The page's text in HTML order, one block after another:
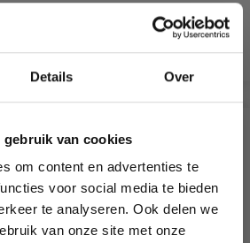
Details Over
gebruik van cookies
om content en advertenties te
voor social media te bieden
te analyseren. Ook delen we
van onze site met onze
EUR 14.99
Voir toutes les options